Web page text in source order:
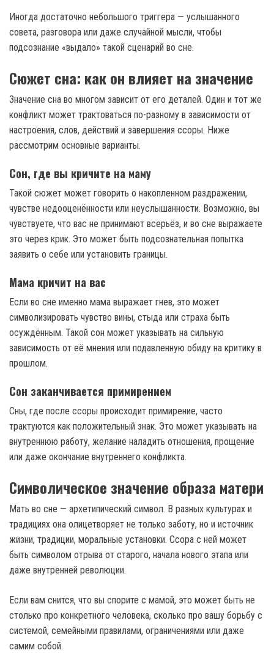
Иногда достаточно небольшого триггера — услышанного
совета, разговора или даже случайной мысли, чтобы
подсознание «выдало» такой сценарий во сне.
Сюжет сна: как он влияет на значение
Значение сна во многом зависит от его деталей. Один и тот же
конфликт может трактоваться по-разному в зависимости от
настроения, слов, действий и завершения ссоры. Ниже
рассмотрим основные варианты.
Сон, где вы кричите на маму
Такой сюжет может говорить о накопленном раздражении,
чувстве недооценённости или неуслышанности. Возможно, вы
чувствуете, что вас не принимают всерьёз, и во сне выражаете
это через крик. Это может быть подсознательная попытка
заявить о себе или установить границы.
Мама кричит на вас
Если во сне именно мама выражает гнев, это может
символизировать чувство вины, стыда или страха быть
осуждённым. Такой сон может указывать на сильную
зависимость от её мнения или подавленную обиду на критику в
прошлом.
Сон заканчивается примирением
Сны, где после ссоры происходит примирение, часто
трактуются как положительный знак. Это может указывать на
внутреннюю работу, желание наладить отношения, прощение
или даже окончание внутреннего конфликта.
Символическое значение образа матери
Мать во сне — архетипический символ. В разных культурах и
традициях она олицетворяет не только заботу, но и источник
жизни, традиции, моральные установки. Ссора с ней может
быть символом отрыва от старого, начала нового этапа или
даже внутренней революции.
Если вам снится, что вы спорите с мамой, это может быть не
столько про конкретного человека, сколько про вашу борьбу с
системой, семейными правилами, ограничениями или даже
самим собой.